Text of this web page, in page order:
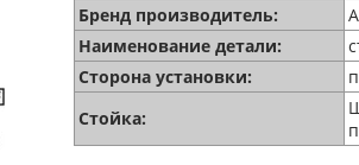
Бренд производитель:
Наименование детали:
Сторона установки:
Стойка: